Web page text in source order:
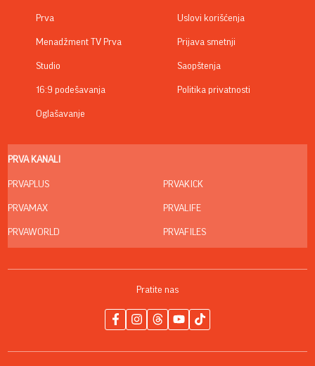
Prva
Menadžment TV Prva
Studio
16:9 podešavanja
Oglašavanje
Uslovi korišćenja
Prijava smetnji
Saopštenja
Politika privatnosti
PRVA KANALI
PRVAPLUS
PRVAMAX
PRVAWORLD
PRVAKICK
PRVALIFE
PRVAFILES
Pratite nas